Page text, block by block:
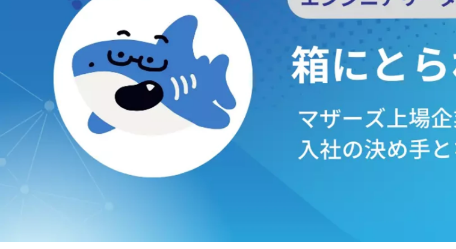
中山 怜皇
株式会社オースタンス / ソリューション事業部 - ビジネスプロデュースチーム